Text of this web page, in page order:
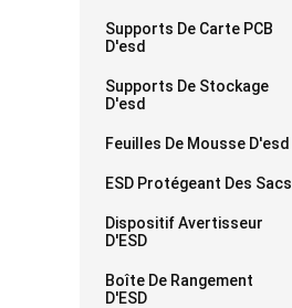
Supports De Carte PCB
D'esd
Supports De Stockage
D'esd
Feuilles De Mousse D'esd
ESD Protégeant Des Sacs
Dispositif Avertisseur
D'ESD
Boîte De Rangement
D'ESD